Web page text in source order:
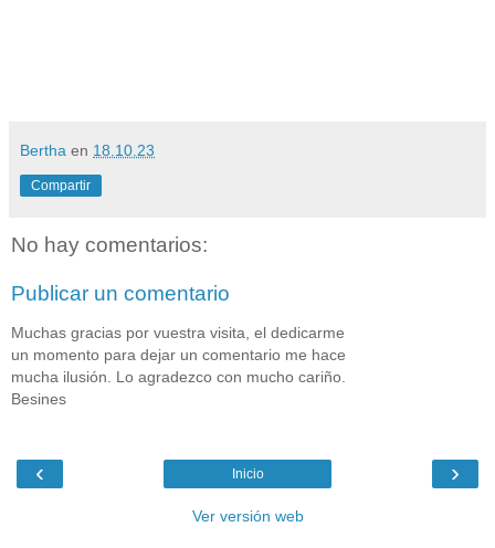
Bertha en 18.10.23
Compartir
No hay comentarios:
Publicar un comentario
Muchas gracias por vuestra visita, el dedicarme
un momento para dejar un comentario me hace
mucha ilusión. Lo agradezco con mucho cariño.
Besines
‹ ›
Inicio
Ver versión web